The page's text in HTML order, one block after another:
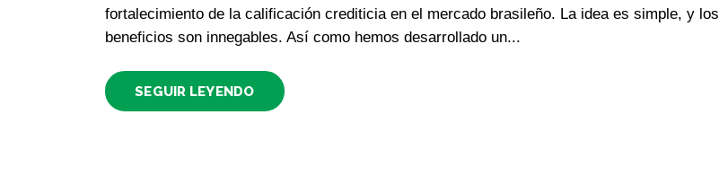
fortalecimiento de la calificación crediticia en el mercado brasileño. La idea es simple, y los
beneficios son innegables. Así como hemos desarrollado un...
SEGUIR LEYENDO